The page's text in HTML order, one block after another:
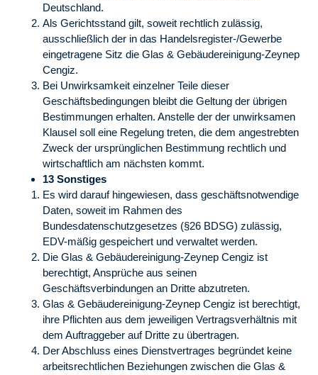
Deutschland.
Als Gerichtsstand gilt, soweit rechtlich zulässig,
ausschließlich der in das Handelsregister-/Gewerbe
eingetragene Sitz die Glas & Gebäudereinigung-Zeynep
Cengiz.
Bei Unwirksamkeit einzelner Teile dieser
Geschäftsbedingungen bleibt die Geltung der übrigen
Bestimmungen erhalten. Anstelle der der unwirksamen
Klausel soll eine Regelung treten, die dem angestrebten
Zweck der ursprünglichen Bestimmung rechtlich und
wirtschaftlich am nächsten kommt.
13 Sonstiges
Es wird darauf hingewiesen, dass geschäftsnotwendige
Daten, soweit im Rahmen des
Bundesdatenschutzgesetzes (§26 BDSG) zulässig,
EDV-mäßig gespeichert und verwaltet werden.
Die Glas & Gebäudereinigung-Zeynep Cengiz ist
berechtigt, Ansprüche aus seinen
Geschäftsverbindungen an Dritte abzutreten.
Glas & Gebäudereinigung-Zeynep Cengiz ist berechtigt,
ihre Pflichten aus dem jeweiligen Vertragsverhältnis mit
dem Auftraggeber auf Dritte zu übertragen.
Der Abschluss eines Dienstvertrages begründet keine
arbeitsrechtlichen Beziehungen zwischen die Glas &